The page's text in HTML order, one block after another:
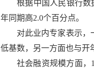
根据中国人民银行数
年同期高2.0个百分点。
对此业内专家表示，
低基数，另一方面也与开
社会融资规模方面，